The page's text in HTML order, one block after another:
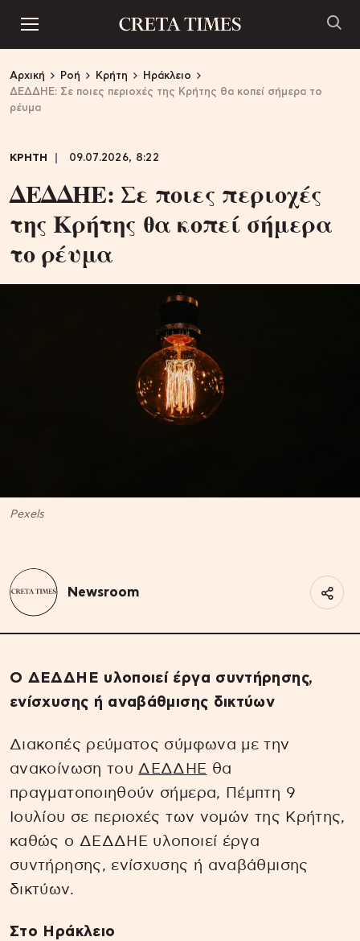
Αρχική Ροή Κρήτη
Ηράκλειο
ΔΕΔΔΗΕ: Σε ποιες περιοχές της Κρήτης θα κοπεί σήμερα το
ρέυμα
ΚΡΗΤΗ 09.07.2026, 8:22
ΔΕΔΔΗΕ: Σε ποιες περιοχές
της Κρήτης θα κοπεί σήμερα
το ρέυμα
Pexels
Newsroom
O ΔΕΔΔΗΕ υλοποιεί έργα συντήρησης,
ενίσχυσης ή αναβάθμισης δικτύων
Διακοπές ρεύματος σύμφωνα με την
ανακοίνωση του ΔΕΔΔΗΕ θα
πραγματοποιηθούν σήμερα, Πέμπτη 9
Ιουλίου σε περιοχές των νομών της Κρήτης,
καθώς ο ΔΕΔΔΗΕ υλοποιεί έργα
συντήρησης, ενίσχυσης ή αναβάθμισης
δικτύων.
Στο Ηράκλειο